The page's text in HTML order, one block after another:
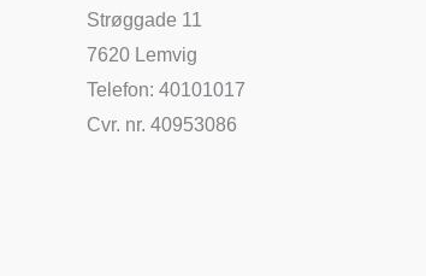
Strøggade 11
7620 Lemvig
Telefon: 40101017
Cvr. nr. 40953086